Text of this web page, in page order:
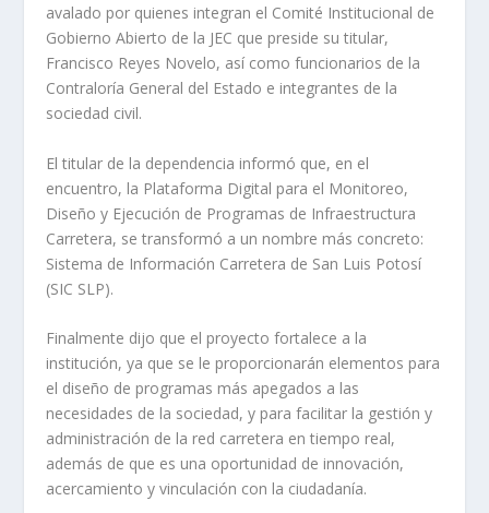
avalado por quienes integran el Comité Institucional de
Gobierno Abierto de la JEC que preside su titular,
Francisco Reyes Novelo, así como funcionarios de la
Contraloría General del Estado e integrantes de la
sociedad civil.
El titular de la dependencia informó que, en el
encuentro, la Plataforma Digital para el Monitoreo,
Diseño y Ejecución de Programas de Infraestructura
Carretera, se transformó a un nombre más concreto:
Sistema de Información Carretera de San Luis Potosí
(SIC SLP).
Finalmente dijo que el proyecto fortalece a la
institución, ya que se le proporcionarán elementos para
el diseño de programas más apegados a las
necesidades de la sociedad, y para facilitar la gestión y
administración de la red carretera en tiempo real,
además de que es una oportunidad de innovación,
acercamiento y vinculación con la ciudadanía.